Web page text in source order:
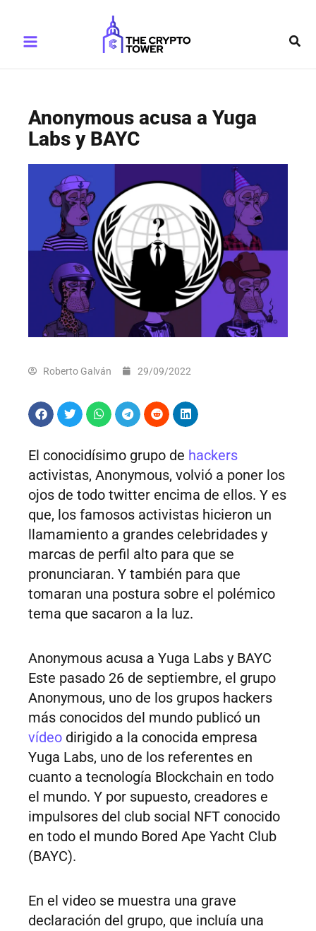
contenido
Menu
Anonymous acusa a Yuga
Labs y BAYC
Roberto Galván 29/09/2022
El conocidísimo grupo de hackers
activistas, Anonymous, volvió a poner los
ojos de todo twitter encima de ellos. Y es
que, los famosos activistas hicieron un
llamamiento a grandes celebridades y
marcas de perfil alto para que se
pronunciaran. Y también para que
tomaran una postura sobre el polémico
tema que sacaron a la luz.
Anonymous acusa a Yuga Labs y BAYC
Este pasado 26 de septiembre, el grupo
Anonymous, uno de los grupos hackers
más conocidos del mundo publicó un
vídeo dirigido a la conocida empresa
Yuga Labs, uno de los referentes en
cuanto a tecnología Blockchain en todo
el mundo. Y por supuesto, creadores e
impulsores del club social NFT conocido
en todo el mundo Bored Ape Yacht Club
(BAYC).
En el video se muestra una grave
declaración del grupo, que incluía una